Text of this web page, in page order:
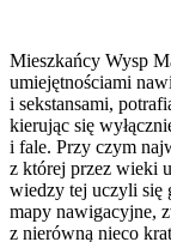
Mieszkańcy Wysp
umiejętnościami
i sekstansami,
kierując się
i fale. Przy czym
z której przez wieki
wiedzy tej uczyli się
mapy nawigacyjne,
z nierówną nieco